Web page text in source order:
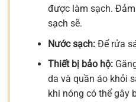
được làm sạch.
sạch sẽ.
Nước sạch:Để rửa
Thiết bị bảo hộ:
da và quần áo khỏi
khi nóng có thể gây